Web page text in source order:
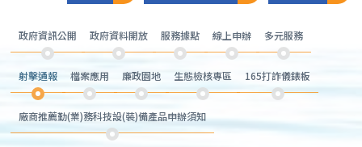
政府資訊公開 政府資料開放 服務據點 線上申辦 多元服務
射擊通報 檔案應用 廉政園地 生態檢核專區 165打詐儀錶板
廠商推薦勤(業)務科技設(裝)備產品申辦須知